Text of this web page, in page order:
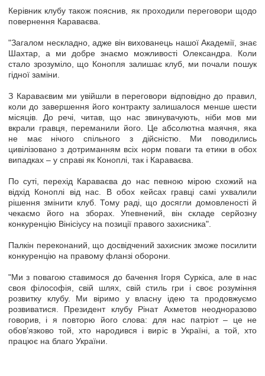
Керівник клубу також пояснив, як проходили переговори щодо
повернення Караваєва.
"Загалом нескладно, адже він вихованець нашої Академії, знає
Шахтар, а ми добре знаємо можливості Олександра. Коли
стало зрозуміло, що Конопля залишає клуб, ми почали пошук
гідної заміни.
З Караваєвим ми увійшли в переговори відповідно до правил,
коли до завершення його контракту залишалося менше шести
місяців. До речі, читав, що нас звинувачують, ніби мов ми
вкрали гравця, переманили його. Це абсолютна маячня, яка
не має нічого спільного з дійсністю. Ми поводились
цивілізовано з дотриманням всіх норм поваги та етики в обох
випадках – у справі як Коноплі, так і Караваєва.
По суті, перехід Караваєва до нас певною мірою схожий на
відхід Коноплі від нас. В обох кейсах гравці самі ухвалили
рішення змінити клуб. Тому раді, що досягли домовленості й
чекаємо його на зборах. Упевнений, він складе серйозну
конкуренцію Вінісіусу на позиції правого захисника".
Палкін переконаний, що досвідчений захисник зможе посилити
конкуренцію на правому фланзі оборони.
"Ми з повагою ставимося до бачення Ігоря Суркіса, але в нас
своя філософія, свій шлях, свій стиль гри і своє розуміння
розвитку клубу. Ми віримо у власну ідею та продовжуємо
розвиватися. Президент клубу Рінат Ахметов неодноразово
говорив, і я повторю його слова: для нас патріот – це не
обов’язково той, хто народився і виріс в Україні, а той, хто
працює на благо України.